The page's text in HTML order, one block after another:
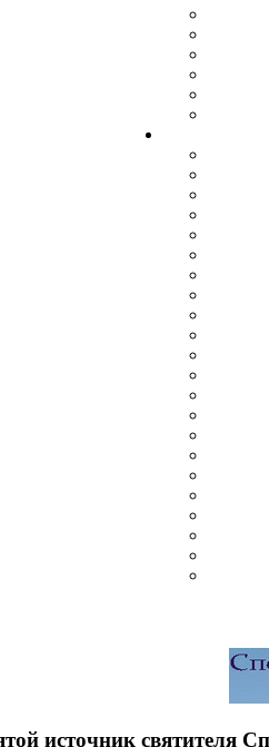
источник святителя